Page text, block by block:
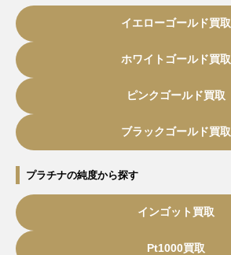
イエローゴールド買取
ホワイトゴールド買取
ピンクゴールド買取
ブラックゴールド買取
プラチナの純度から探す
インゴット買取
Pt1000買取